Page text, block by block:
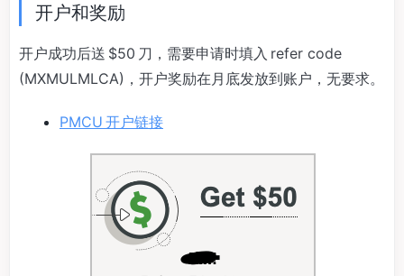
开户和奖励
开户成功后送 $50 刀，需要申请时填入 refer code
(MXMULMLCA)，开户奖励在月底发放到账户，无要求。
PMCU 开户链接